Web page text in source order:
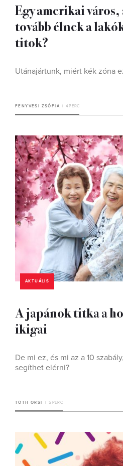
Egy amerikai
tovább élnek a
titok?
Utánajártunk, miért kék zóna
FENYVESI ZSÓFIA 4 PERC
AKTUÁLIS
A japánok titka a
ikigai
De mi ez, és mi az a 10
segíthet elérni?
TÓTH ORSI 5 PERC